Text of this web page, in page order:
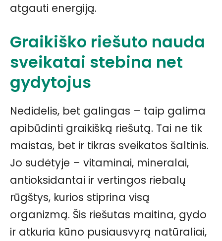
atgauti energiją.
Graikiško riešuto nauda
sveikatai stebina net
gydytojus
Nedidelis, bet galingas – taip galima
apibūdinti graikišką riešutą. Tai ne tik
maistas, bet ir tikras sveikatos šaltinis.
Jo sudėtyje – vitaminai, mineralai,
antioksidantai ir vertingos riebalų
rūgštys, kurios stiprina visą
organizmą. Šis riešutas maitina, gydo
ir atkuria kūno pusiausvyrą natūraliai,